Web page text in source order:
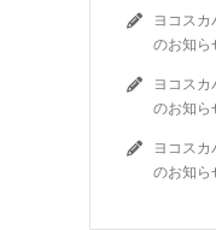
ヨコス
のお知ら
ヨコス
のお知ら
ヨコス
のお知ら